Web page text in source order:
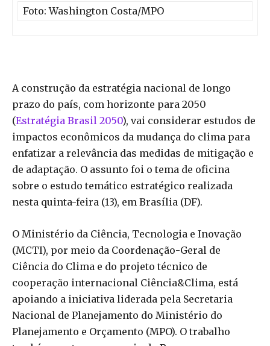
Foto: Washington Costa/MPO
A construção da estratégia nacional de longo
prazo do país, com horizonte para 2050
(Estratégia Brasil 2050), vai considerar estudos de
impactos econômicos da mudança do clima para
enfatizar a relevância das medidas de mitigação e
de adaptação. O assunto foi o tema de oficina
sobre o estudo temático estratégico realizada
nesta quinta-feira (13), em Brasília (DF).
O Ministério da Ciência, Tecnologia e Inovação
(MCTI), por meio da Coordenação-Geral de
Ciência do Clima e do projeto técnico de
cooperação internacional Ciência&Clima, está
apoiando a iniciativa liderada pela Secretaria
Nacional de Planejamento do Ministério do
Planejamento e Orçamento (MPO). O trabalho